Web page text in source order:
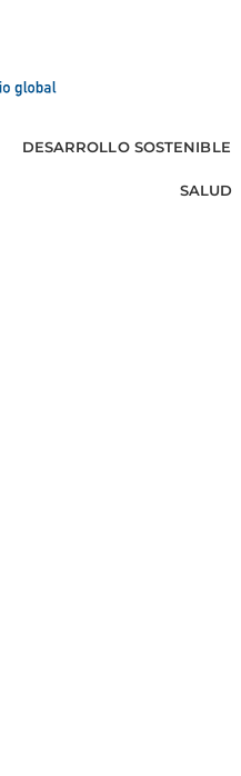
DESARROLLO SOSTENIBLE
SALUD